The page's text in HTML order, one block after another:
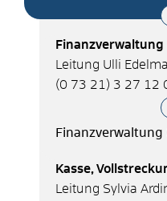
Finanzverwaltung
Leitung Ulli
(0 73 21) 3 27 12
Kasse,
Leitung Sylvia